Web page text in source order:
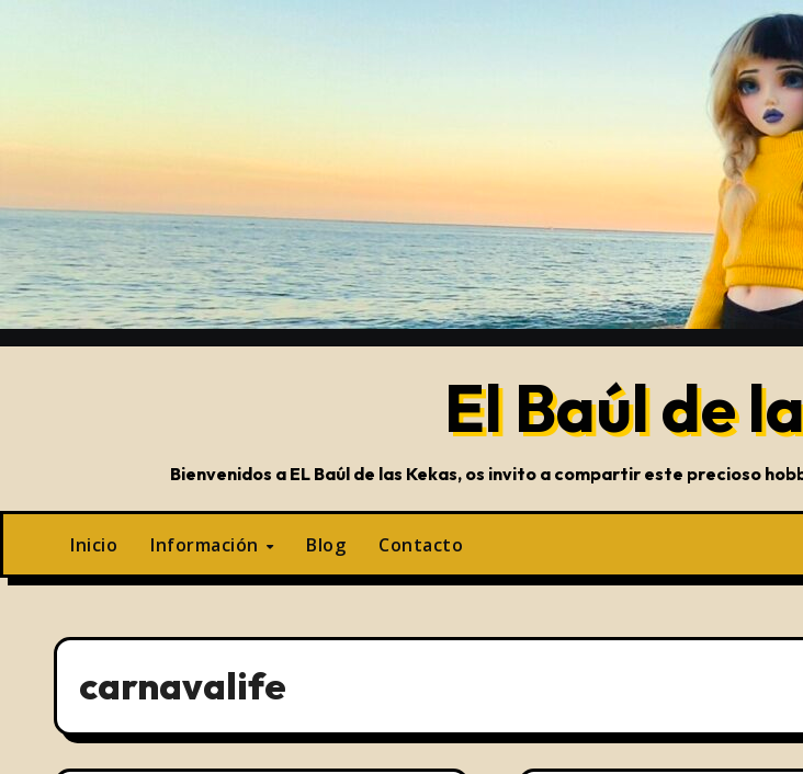
El Baúl de
Bienvenidos a EL Baúl de las Kekas, os invito a compartir este precioso
Inicio Información Blog Contacto
carnavalife